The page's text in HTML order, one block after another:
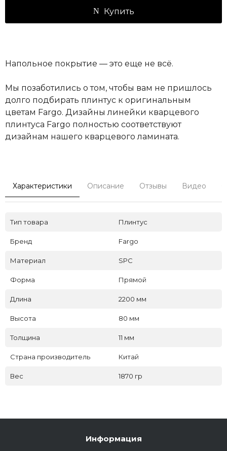
Купить
Напольное покрытие — это еще не всё.
Мы позаботились о том, чтобы вам не пришлось
долго подбирать плинтус к оригинальным
цветам Fargo. Дизайны линейки кварцевого
плинтуса Fargo полностью соответствуют
дизайнам нашего кварцевого ламината.
Характеристики Описание Отзывы Видео
Тип товара Плинтус
Бренд Fargo
Материал SPC
Форма Прямой
Длина 2200 мм
Высота 80 мм
Толщина 11 мм
Страна производитель Китай
Вес 1870 гр
Информация